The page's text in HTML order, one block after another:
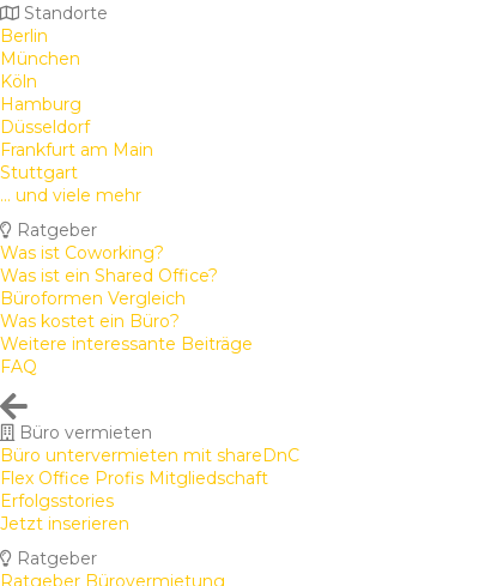
Standorte
Berlin
München
Köln
Hamburg
Düsseldorf
Frankfurt am Main
Stuttgart
... und viele mehr
Ratgeber
Was ist Coworking?
Was ist ein Shared Office?
Büroformen Vergleich
Was kostet ein Büro?
Weitere interessante Beiträge
FAQ
Büro vermieten
Büro untervermieten mit shareDnC
Flex Office Profis Mitgliedschaft
Erfolgsstories
Jetzt inserieren
Ratgeber
Ratgeber Bürovermietung